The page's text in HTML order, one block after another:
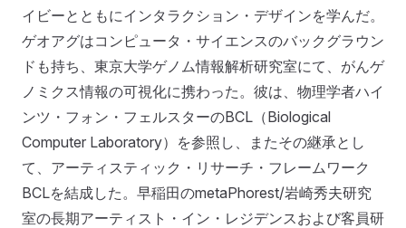
イビーとともにインタラクション・デザインを学んだ。
ゲオアグはコンピュータ・サイエンスのバックグラウン
ドも持ち、東京大学ゲノム情報解析研究室にて、がんゲ
ノミクス情報の可視化に携わった。彼は、物理学者ハイ
ンツ・フォン・フェルスターのBCL（Biological
Computer Laboratory）を参照し、またその継承とし
て、アーティスティック・リサーチ・フレームワーク
BCLを結成した。早稲田のmetaPhorest/岩崎秀夫研究
室の長期アーティスト・イン・レジデンスおよび客員研